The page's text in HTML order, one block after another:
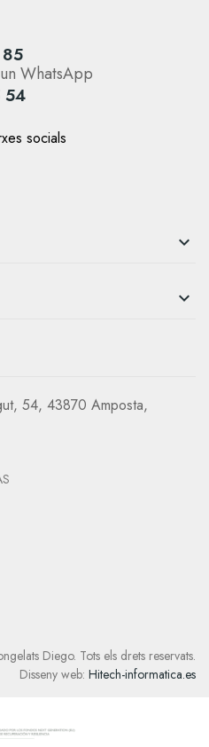
WhatsApp
54
socials


54, 43870 Amposta,
Diego. Tots els drets reservats.
Disseny web: Hitech-informatica.es